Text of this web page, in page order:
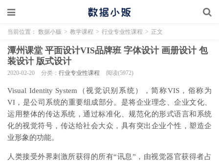
当前位置： 数据小贩 > 教学课程 > 行业专业性课程 > 正文
潭州课堂 平面设计VIS品牌班 字体设计 画册设计 包
装设计 版式设计
2020-02-20 分类： 行业专业性课程 阅读(5972)
Visual Identity System（视觉识别系统），简称VIS，俗称为
VI，是公司系统的重要组成部分。是将企业理念、企业文化、
运用整体的传达系统，通过标准化、规范化的形式语言和系统
化的视觉符号，传达给社会大众，具有突出企业个性，塑造企
业形象的功能。
人类接受外界刺激所获得的所有“讯息”，由视觉器官获得者占